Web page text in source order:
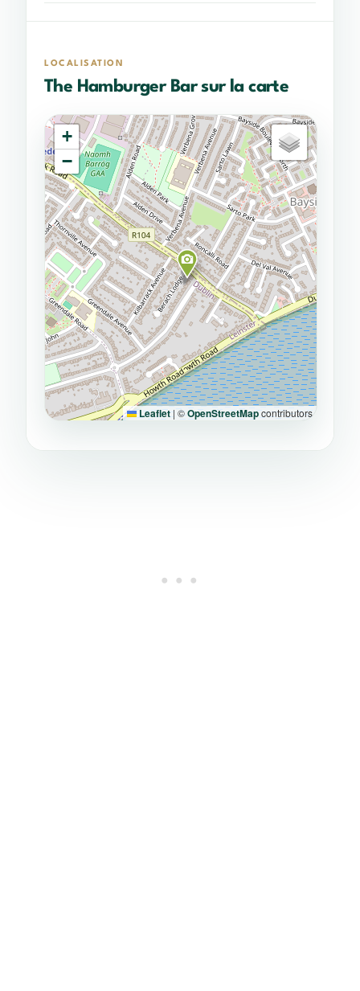
LOCALISATION
The Hamburger Bar sur la carte
+
−
Leaflet | ©OpenStreetMapcontributors